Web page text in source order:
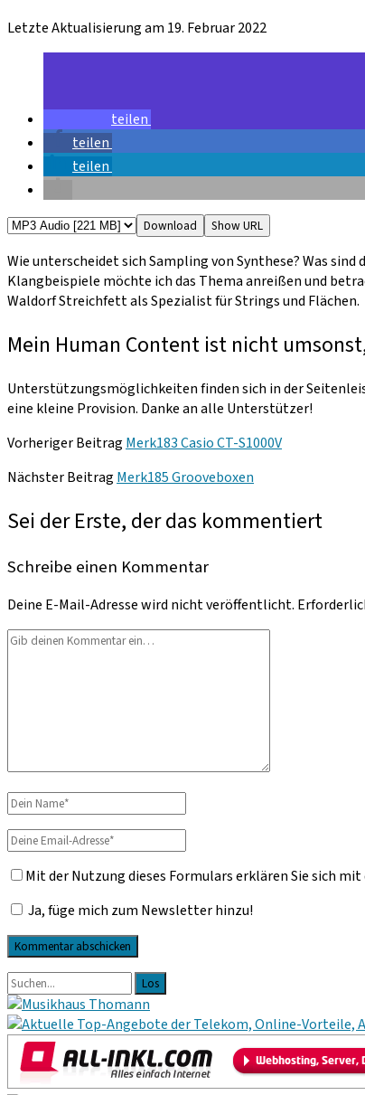
Letzte Aktualisierung am 19. Februar 2022
teilen
teilen
teilen
Download Show URL
Wie unterscheidet sich Sampling von Synthese? Was
Klangbeispiele möchte ich das Thema anreißen und
Waldorf Streichfett als Spezialist für Strings und Flächen.
Mein Human Content ist nicht
Unterstützungsmöglichkeiten finden sich in der
eine kleine Provision. Danke an alle Unterstützer!
Vorheriger Beitrag Merk183 Casio CT-S1000V
Nächster Beitrag Merk185 Grooveboxen
Sei der Erste, der das kommentiert
Schreibe einen Kommentar
Deine E-Mail-Adresse wird nicht veröffentlicht.
Dein
Dein
Name
Deine
Email-
Adresse
Mit der Nutzung dieses Formulars erklären Sie sich
Ja, füge mich zum Newsletter hinzu!
Primäre
Sidebar
Suche
nach: